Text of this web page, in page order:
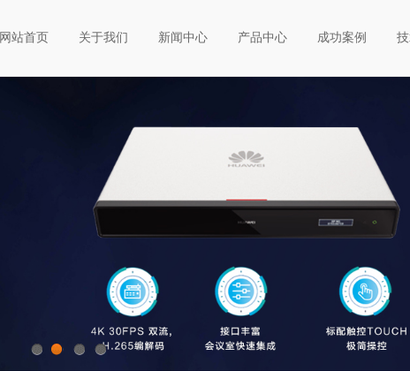
网站首页 关于我们 新闻中心 产品中心 成功案例